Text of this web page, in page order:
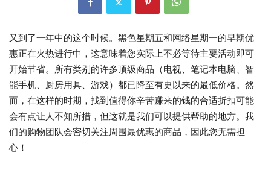
又到了一年中的这个时候。黑色星期五和网络星期一的早期优
惠正在火热进行中，这意味着您实际上不必等待主要活动即可
开始节省。所有类别的许多顶级商品（电视、笔记本电脑、智
能手机、厨房用具、游戏）都已降至有史以来的最低价格。然
而，在这样的时期，找到值得你辛苦赚来的钱的合适折扣可能
会有点让人不知所措，但这就是我们可以提供帮助的地方。我
们的购物团队会密切关注周围最优惠的商品，因此您无需担
心！